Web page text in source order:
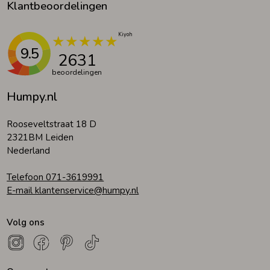
Humpy.nl
Rooseveltstraat 18 D
2321BM Leiden
Nederland
Telefoon 071-3619991
E-mail klantenservice@humpy.nl
Klantbeoordelingen
9.5 2631
beoordelingen
Volg ons